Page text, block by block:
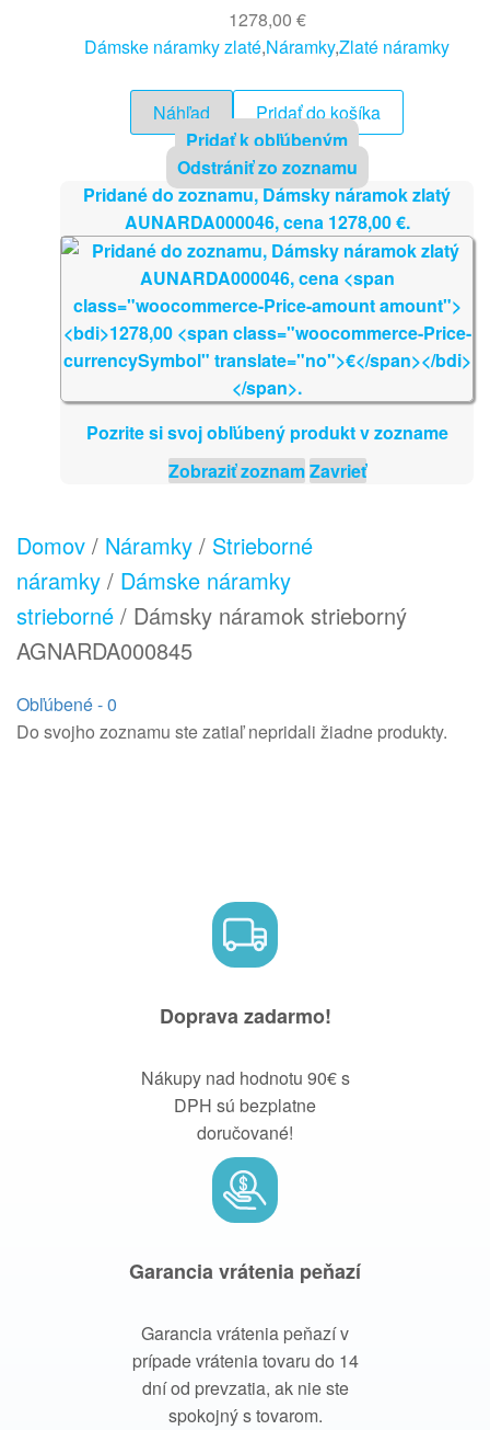
1278,00 €
Dámske náramky zlaté,Náramky,Zlaté náramky
Náhľad
Pridať do košíka
Pridať k obľúbeným
Odstrániť zo zoznamu
Pridané do zoznamu, Dámsky náramok zlatý
AUNARDA000046, cena 1278,00€.
Pozrite si svoj obľúbený produkt v zozname
Zobraziť zoznamZavrieť
Domov / Náramky / Strieborné
náramky / Dámske náramky
strieborné / Dámsky náramok strieborný
AGNARDA000845
Obľúbené -0
Do svojho zoznamu ste zatiaľ nepridali žiadne produkty.
Doprava zadarmo!
Nákupy nad hodnotu 90€ s
DPH sú bezplatne
doručované!
Garancia vrátenia peňazí
Garancia vrátenia peňazí v
prípade vrátenia tovaru do 14
dní od prevzatia, ak nie ste
spokojný s tovarom.